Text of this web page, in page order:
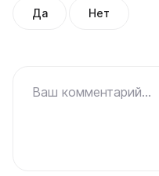
Да Нет
Ваш комментарий...